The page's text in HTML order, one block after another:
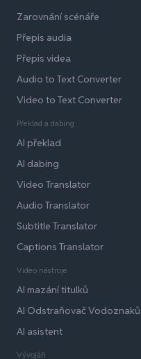
Zarovnání scénáře
Přepis audia
Přepis videa
Audio to Text Converter
Video to Text Converter
Překlad a dabing
AI překlad
AI dabing
Video Translator
Audio Translator
Subtitle Translator
Captions Translator
Video nástroje
AI mazání titulků
AI Odstraňovač Vodoznaků
AI asistent
Vývojáři